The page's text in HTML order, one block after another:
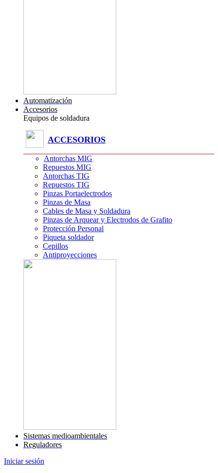
Automatización
Accesorios
Equipos de soldadura
ACCESORIOS
Antorchas MIG
Repuestos MIG
Antorchas TIG
Repuestos TIG
Pinzas Portaelectrodos
Pinzas de Masa
Cables de Masa y Soldadura
Pinzas de Arquear y Electrodos de Grafito
Protección Personal
Piqueta soldador
Cepillos
Antiproyecciones
Sistemas medioambientales
Reguladores
Iniciar sesión